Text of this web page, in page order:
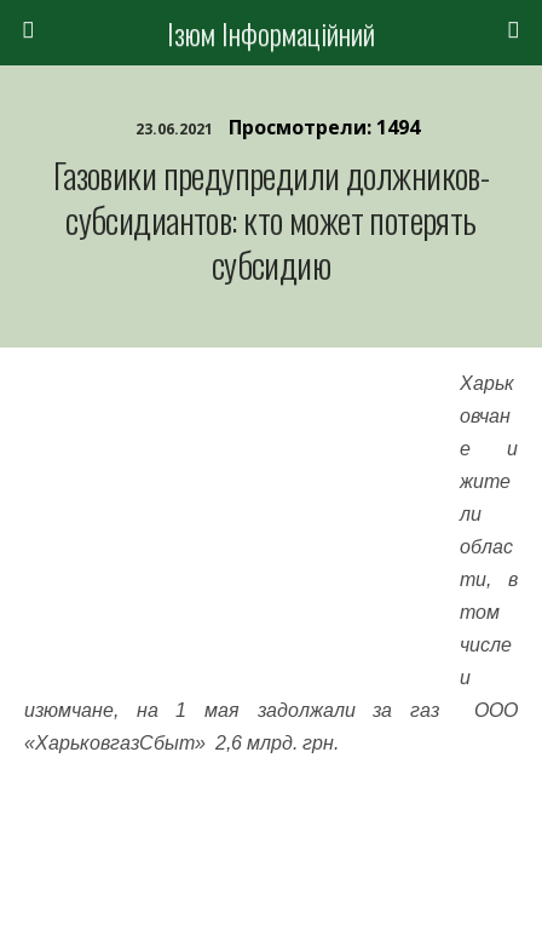
Ізюм Інформаційний
23.06.2021 Просмотрели: 1494
Газовики предупредили должников-
субсидиантов: кто может потерять
субсидию
Харьк
овчан
е и
жите
ли
облас
ти, в
том
числе
и
изюмчане, на 1 мая задолжали за газ ООО
«ХарьковгазСбыт» 2,6 млрд. грн.